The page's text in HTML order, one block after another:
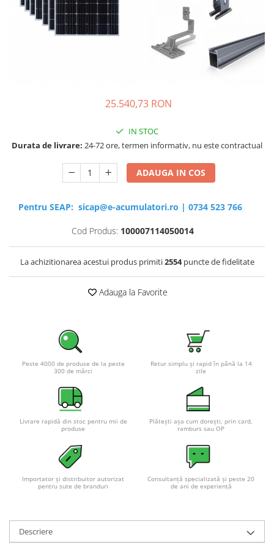
Sisteme de management (BMS)
Redresoare, incarcatoare si testere
25.540,73 RON
IN STOC
Durata de livrare: 24-72 ore, termen informativ, nu este contractual
ADAUGA IN COS
Pentru SEAP: sicap@e-acumulatori.ro | 0734 523 766
Cod Produs: 100007114050014
La achizitionarea acestui produs primiti2554puncte de fidelitate
Adauga la Favorite
Peste 4000 de produse de la peste
300 de mărci
Retur simplu și rapid în până la 14
zile
Livrare rapidă din stoc pentru mii de
produse
Plătești așa cum dorești, prin card,
ramburs sau OP
Importator și distribuitor autorizat
pentru sute de branduri
Consultanță specializată și peste 20
de ani de experiență
Descriere